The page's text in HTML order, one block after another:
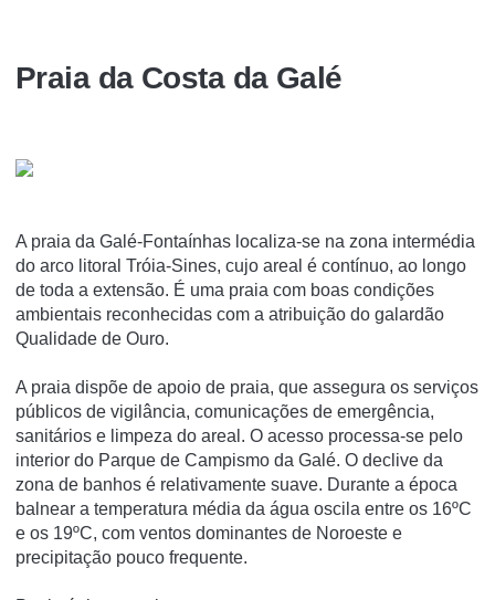
Praia da Costa da Galé
A praia da Galé-Fontaínhas localiza-se na zona intermédia
do arco litoral Tróia-Sines, cujo areal é contínuo, ao longo
de toda a extensão. É uma praia com boas condições
ambientais reconhecidas com a atribuição do galardão
Qualidade de Ouro.
A praia dispõe de apoio de praia, que assegura os serviços
públicos de vigilância, comunicações de emergência,
sanitários e limpeza do areal. O acesso processa-se pelo
interior do Parque de Campismo da Galé. O declive da
zona de banhos é relativamente suave. Durante a época
balnear a temperatura média da água oscila entre os 16ºC
e os 19ºC, com ventos dominantes de Noroeste e
precipitação pouco frequente.